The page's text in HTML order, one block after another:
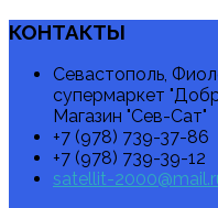
КОНТАКТЫ
Севастополь,
супермаркет
Магазин "Сев-Сат"
+7 (978) 739-37-86
+7 (978) 739-39-12
satellit-